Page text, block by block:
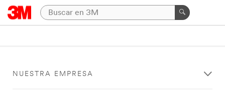
NUESTRA EMPRESA